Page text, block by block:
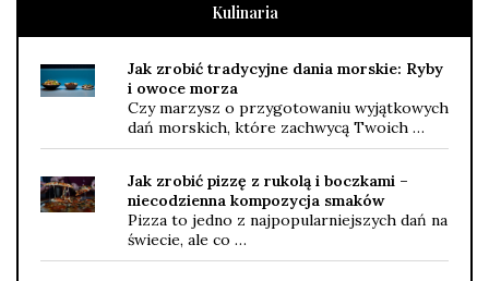
Kulinaria
Jak zrobić tradycyjne dania morskie: Ryby
i owoce morza
Czy marzysz o przygotowaniu wyjątkowych
dań morskich, które zachwycą Twoich …
Jak zrobić pizzę z rukolą i boczkami –
niecodzienna kompozycja smaków
Pizza to jedno z najpopularniejszych dań na
świecie, ale co …